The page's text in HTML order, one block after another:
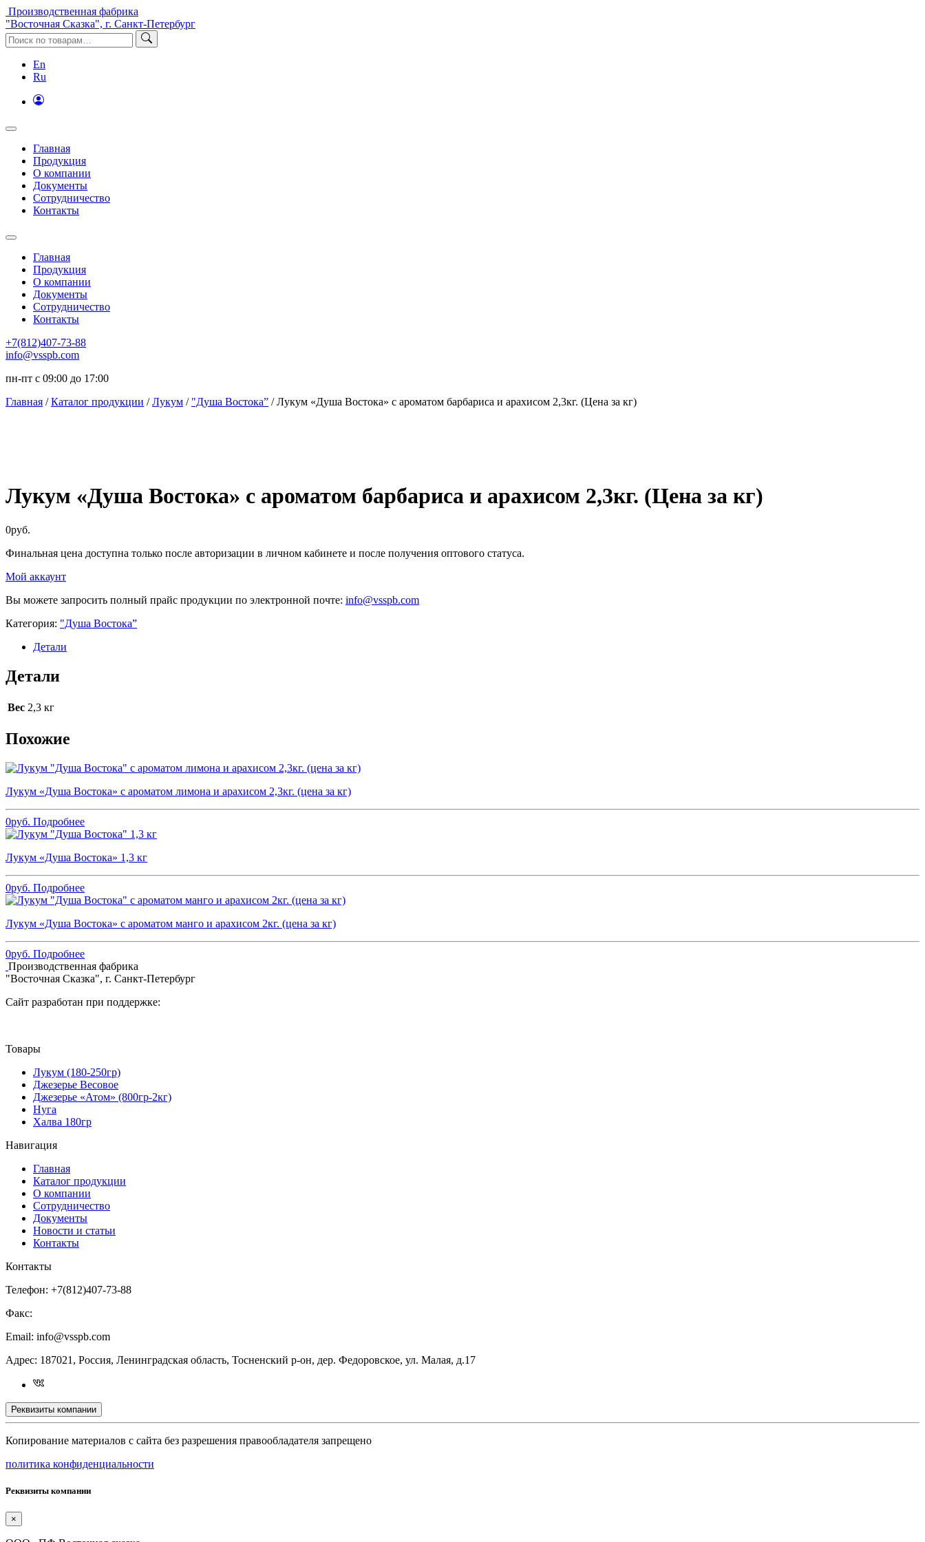
Производственная фабрика
"Восточная Сказка", г. Санкт-Петербург
En
Ru
Главная
Продукция
О компании
Документы
Сотрудничество
Контакты
Главная
Продукция
О компании
Документы
Сотрудничество
Контакты
+7(812)407-73-88
info@vsspb.com
пн-пт с 09:00 до 17:00
Главная /Каталог продукции /Лукум / "Душа Востока” / Лукум «Душа Востока» с ароматом барбариса и арахисом 2,3кг. (Цена за кг)
Лукум «Душа Востока» с ароматом барбариса и арахисом 2,3кг. (Цена за кг)
0руб.
Финальная цена доступна только после авторизации в личном кабинете и после получения оптового статуса.
Мой аккаунт
Вы можете запросить полный прайс продукции по электронной почте: info@vsspb.com
Категория: "Душа Востока”
Детали
Детали
Вес 2,3 кг
Похожие
Лукум «Душа Востока» с ароматом лимона и арахисом 2,3кг. (цена за кг)
0руб. Подробнее
Лукум «Душа Востока» 1,3 кг
0руб. Подробнее
Лукум «Душа Востока» с ароматом манго и арахисом 2кг. (цена за кг)
0руб. Подробнее
Производственная фабрика
"Восточная Сказка", г. Санкт-Петербург
Сайт разработан при поддержке:
Товары
Лукум (180-250гр)
Джезерье Весовое
Джезерье «Атом» (800гр-2кг)
Нуга
Халва 180гр
Навигация
Главная
Каталог продукции
О компании
Сотрудничество
Документы
Новости и статьи
Контакты
Контакты
Телефон: +7(812)407-73-88
Факс:
Email: info@vsspb.com
Адрес: 187021, Россия, Ленинградская область, Тосненский р-он, дер. Федоровское, ул. Малая, д.17
Реквизиты компании
Копирование материалов с сайта без разрешения правообладателя запрещено
политика конфиденциальности
Реквизиты компании
×